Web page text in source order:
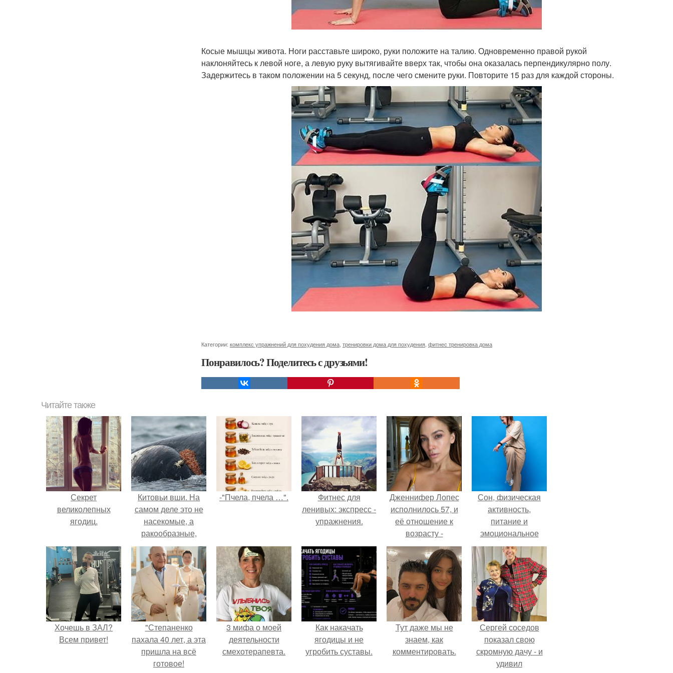
Косые мышцы живота. Ноги расставьте широко, руки положите на талию. Одновременно правой рукой
наклоняйтесь к левой ноге, а левую руку вытягивайте вверх так, чтобы она оказалась перпендикулярно полу.
Задержитесь в таком положении на 5 секунд, после чего смените руки. Повторите 15 раз для каждой стороны.
Категории: комплекс упражнений для похудения дома тренировки дома для похудения фитнес тренировка дома
Понравилось? Поделитесь с друзьями!
Читайте также
Секрет
великолепных
ягодиц.
Китовьи вши. На
самом деле это не
насекомые, а
ракообразные,
относящиеся к
бокоплавам.
-"Пчела, пчела …".
Фитнес для
ленивых: экспресс -
упражнения.
Дженнифер Лопес
исполнилось 57, и
её отношение к
возрасту -
настоящий
манифест
уверенности: "не
говорите, что я
отлично выгляжу
для 57.
Сон, физическая
активность,
питание и
эмоциональное
состояние!
Хочешь в ЗАЛ?
Всем привет!
"Степаненко
пахала 40 лет, а эта
пришла на всё
готовое!
3 мифа о моей
деятельности
смехотерапевта.
Как накачать
ягодицы и не
угробить суставы.
Тут даже мы не
знаем, как
комментировать.
Сергей соседов
показал свою
скромную дачу - и
удивил